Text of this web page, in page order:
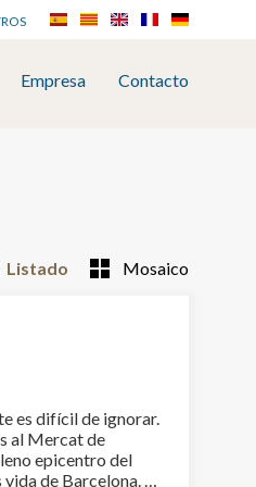
Empresa Contacto
Listado Mosaico
es difícil de ignorar.
al Mercat de
epicentro del
de Barcelona. El